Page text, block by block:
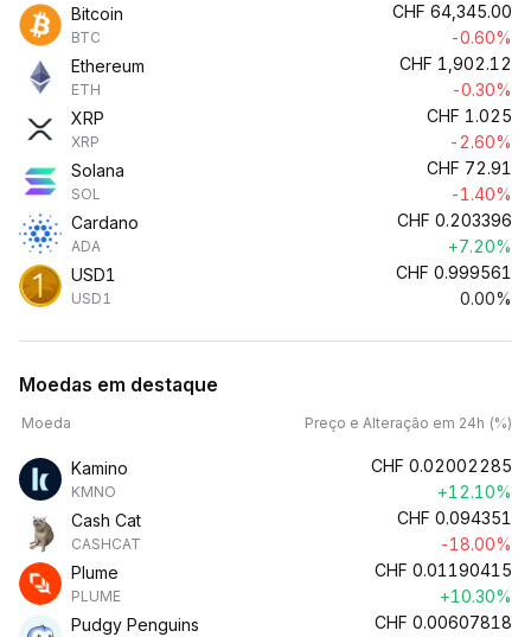
Bitcoin
BTC
CHF 64,345.00
-0.60%
Ethereum
ETH
CHF 1,902.12
-0.30%
XRP
XRP
CHF 1.025
-2.60%
Solana
SOL
CHF 72.91
-1.40%
Cardano
ADA
CHF 0.203396
+7.20%
USD1
USD1
CHF 0.999561
0.00%
Moedas em destaque
Moeda Preço e Alteração em 24h (%)
Kamino
KMNO
CHF 0.02002285
+12.10%
Cash Cat
CASHCAT
CHF 0.094351
-18.00%
Plume
PLUME
CHF 0.01190415
+10.30%
Pudgy Penguins
CHF 0.00607818